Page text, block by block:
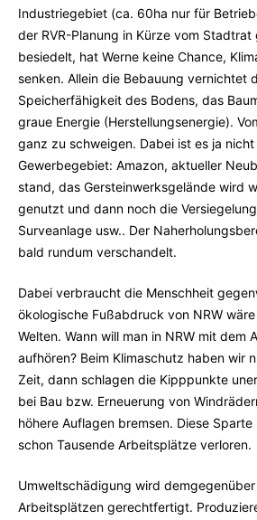
Industriegebiet (ca. 60ha nur für
der RVR-Planung in Kürze vom
besiedelt, hat Werne keine Chance,
senken. Allein die Bebauung vernichtet
Speicherfähigkeit des Bodens, das
graue Energie (Herstellungsenergie).
ganz zu schweigen. Dabei ist es ja
Gewerbegebiet: Amazon, aktueller
stand, das Gersteinwerksgelände wird
genutzt und dann noch die
Surveanlage usw.. Der
bald rundum verschandelt.
Dabei verbraucht die Menschheit
ökologische Fußabdruck von NRW
Welten. Wann will man in NRW mit dem
aufhören? Beim Klimaschutz haben wir
Zeit, dann schlagen die Kipppunkte
bei Bau bzw. Erneuerung von
höhere Auflagen bremsen. Diese
schon Tausende Arbeitsplätze verloren.
Umweltschädigung wird
Arbeitsplätzen gerechtfertigt.